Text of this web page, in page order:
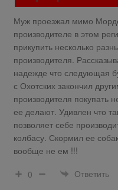
Муж проезжал мимо
производителе в этом
прикупить несколько
производителя.
надежде что следующая
с Охотских закончил
производителя покупать
ее делают. Удивлен что
позволяет себе
колбасу. Скормил ее
вообще не ем !!!
0
Ответить